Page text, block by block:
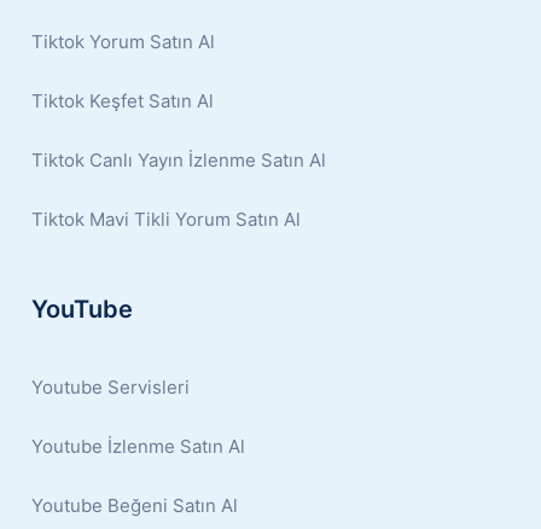
Tiktok Yorum Satın Al
Tiktok Keşfet Satın Al
Tiktok Canlı Yayın İzlenme Satın Al
Tiktok Mavi Tikli Yorum Satın Al
YouTube
Youtube Servisleri
Youtube İzlenme Satın Al
Youtube Beğeni Satın Al